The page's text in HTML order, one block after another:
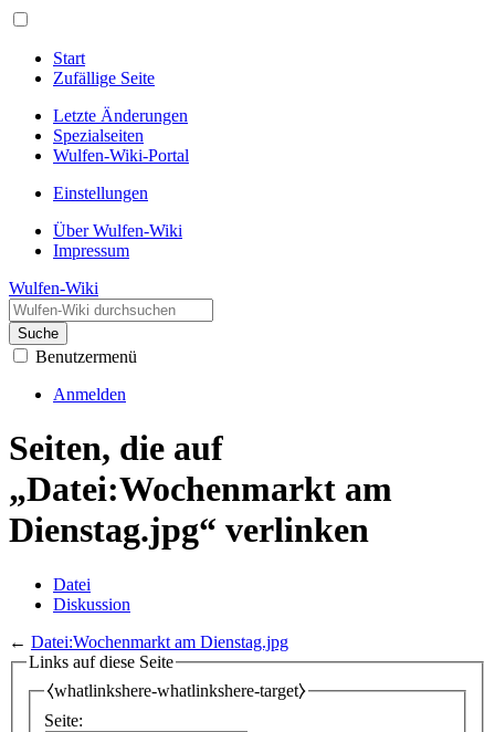
Start
Zufällige Seite
Letzte Änderungen
Spezialseiten
Wulfen-Wiki-Portal
Einstellungen
Über Wulfen-Wiki
Impressum
Wulfen-Wiki
Suche
Benutzermenü
Anmelden
Seiten, die auf
„Datei:Wochenmarkt am
Dienstag.jpg“ verlinken
Datei
Diskussion
← Datei:Wochenmarkt am Dienstag.jpg
Links auf diese Seite
⧼whatlinkshere-whatlinkshere-target⧽
Seite: